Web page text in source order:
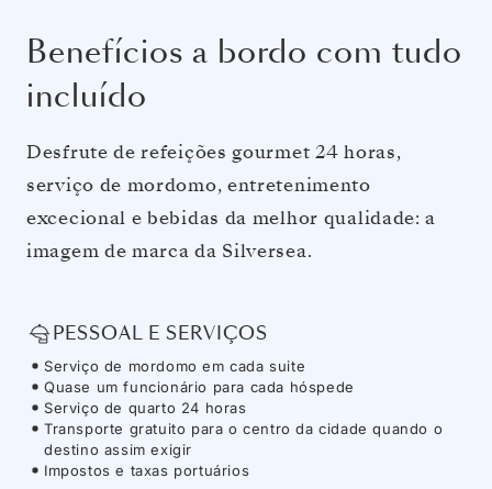
Benefícios a bordo com tudo
incluído
Desfrute de refeições gourmet 24 horas,
serviço de mordomo, entretenimento
excecional e bebidas da melhor qualidade: a
imagem de marca da Silversea.
PESSOAL E SERVIÇOS
Serviço de mordomo em cada suite
Quase um funcionário para cada hóspede
Serviço de quarto 24 horas
Transporte gratuito para o centro da cidade quando o
destino assim exigir
Impostos e taxas portuários